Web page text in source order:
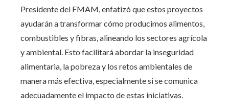
Presidente del FMAM, enfatizó que estos proyectos
ayudarán a transformar cómo producimos alimentos,
combustibles y fibras, alineando los sectores agrícola
y ambiental. Esto facilitará abordar la inseguridad
alimentaria, la pobreza y los retos ambientales de
manera más efectiva, especialmente si se comunica
adecuadamente el impacto de estas iniciativas.